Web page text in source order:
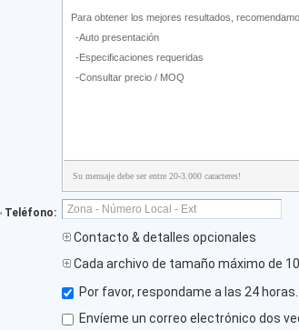
Su mensaje debe ser entre 20-3.000 caracteres!
Teléfono:
Contacto & detalles opcionales
Cada archivo de tamaño máximo de
Por favor, respondame a las 24 horas.
Envíeme un correo electrónico dos